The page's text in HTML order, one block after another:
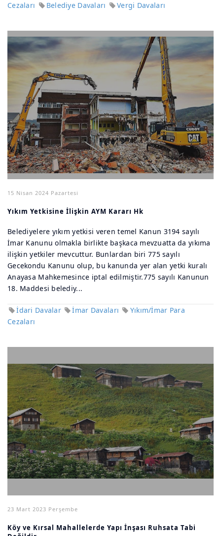
Cezaları
Belediye Davaları Vergi Davaları
15 Nisan 2024 Pazartesi
Yıkım Yetkisine İlişkin AYM Kararı Hk
Belediyelere yıkım yetkisi veren temel Kanun 3194 sayılı
İmar Kanunu olmakla birlikte başkaca mevzuatta da yıkıma
ilişkin yetkiler mevcuttur. Bunlardan biri 775 sayılı
Gecekondu Kanunu olup, bu kanunda yer alan yetki kuralı
Anayasa Mahkemesince iptal edilmiştir.775 sayılı Kanunun
18. Maddesi belediy...
İdari Davalar İmar Davaları
Yıkım/İmar Para
Cezaları
23 Mart 2023 Perşembe
Köy ve Kırsal Mahallelerde Yapı İnşası Ruhsata Tabi